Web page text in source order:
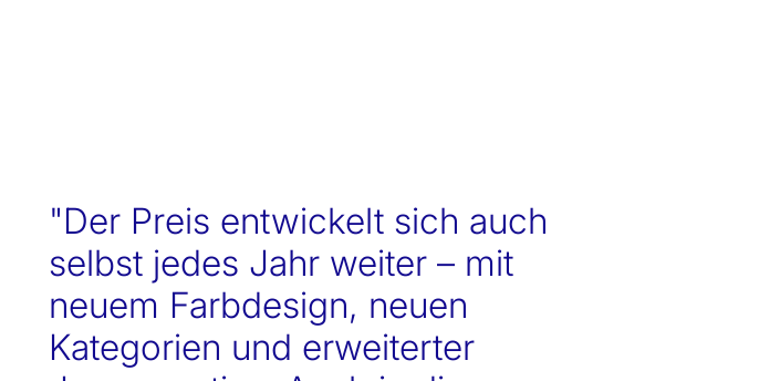
"Der Preis entwickelt sich auch
selbst jedes Jahr weiter – mit
neuem Farbdesign, neuen
Kategorien und erweiterter